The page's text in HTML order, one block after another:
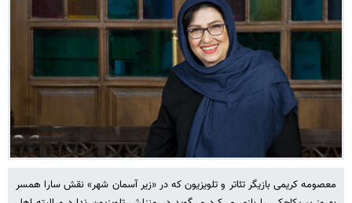
معصومه کریمی بازیگر تئاتر و تلویزیون که در «زیر آسمان شهر» نقش سارا همسر